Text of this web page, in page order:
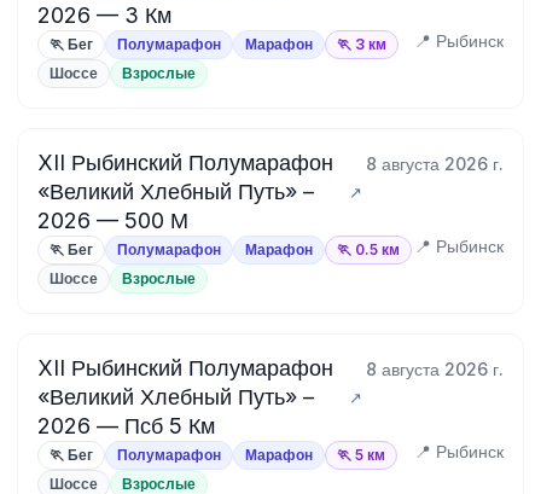
2026 — 3 Км
🏃 Бег Полумарафон Марафон 🏃 3 км 📍 Рыбинск
Шоссе Взрослые
XII Рыбинский Полумарафон
«Великий Хлебный Путь» –
2026 — 500 М
8 августа 2026 г.
🏃 Бег Полумарафон Марафон 🏃 0.5 км 📍 Рыбинск
Шоссе Взрослые
XII Рыбинский Полумарафон
«Великий Хлебный Путь» –
2026 — Псб 5 Км
8 августа 2026 г.
🏃 Бег Полумарафон Марафон 🏃 5 км 📍 Рыбинск
Шоссе Взрослые